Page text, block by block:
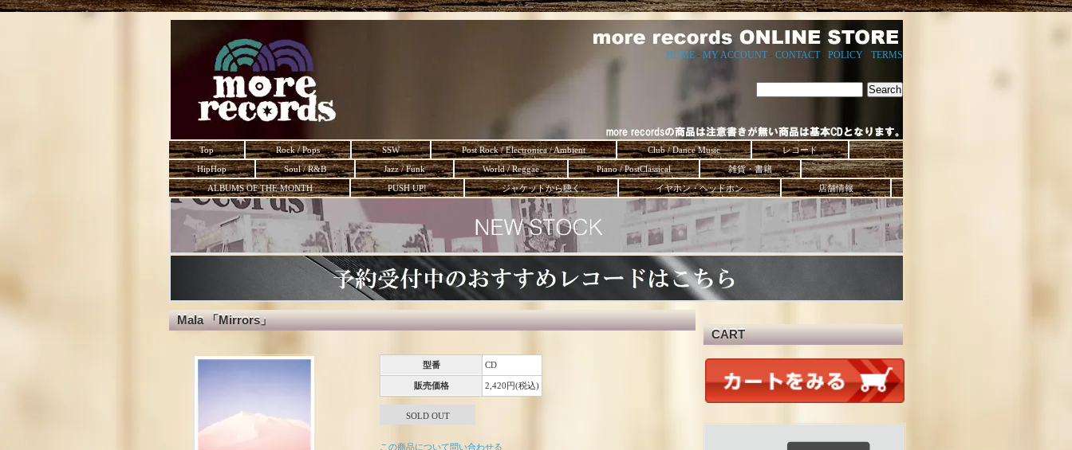
HOME - MY ACCOUNT - CONTACT- POLICY TERMS
Top Rock / Pops SSW Post Rock / Electronica / Ambient Club / Dance Music
レコード
HipHop
Soul / R&B Jazz / Funk World / Reggae Piano / PostClassical
雑貨・書籍
ALBUMS OF THE MONTH
PUSH UP! ジャケットから聴く。 イヤホン・ヘッドホン 店舗情報
Mala 「Mirrors」
型番 CD
販売価格 2,420円(税込)
SOLD OUT
この商品について問い合わせる
CART